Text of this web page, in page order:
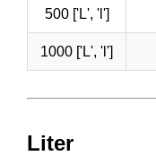
500 ['L', 'l']
1000 ['L', 'l']
Liter